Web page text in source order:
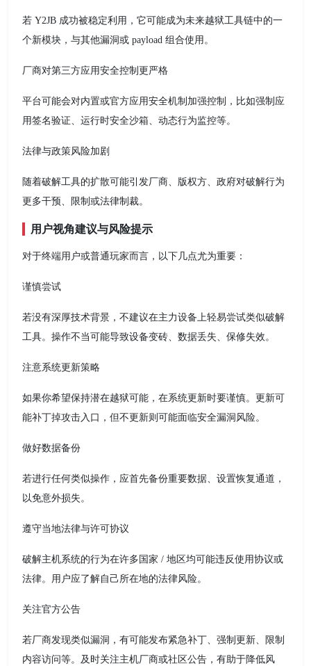
若 Y2JB 成功被稳定利用，它可能成为未来越狱工具链中的一
个新模块，与其他漏洞或 payload 组合使用。
厂商对第三方应用安全控制更严格
平台可能会对内置或官方应用安全机制加强控制，比如强制应
用签名验证、运行时安全沙箱、动态行为监控等。
法律与政策风险加剧
随着破解工具的扩散可能引发厂商、版权方、政府对破解行为
更多干预、限制或法律制裁。
用户视角建议与风险提示
对于终端用户或普通玩家而言，以下几点尤为重要：
谨慎尝试
若没有深厚技术背景，不建议在主力设备上轻易尝试类似破解
工具。操作不当可能导致设备变砖、数据丢失、保修失效。
注意系统更新策略
如果你希望保持潜在越狱可能，在系统更新时要谨慎。更新可
能补丁掉攻击入口，但不更新则可能面临安全漏洞风险。
做好数据备份
若进行任何类似操作，应首先备份重要数据、设置恢复通道，
以免意外损失。
遵守当地法律与许可协议
破解主机系统的行为在许多国家 / 地区均可能违反使用协议或
法律。用户应了解自己所在地的法律风险。
关注官方公告
若厂商发现类似漏洞，有可能发布紧急补丁、强制更新、限制
内容访问等。及时关注主机厂商或社区公告，有助于降低风